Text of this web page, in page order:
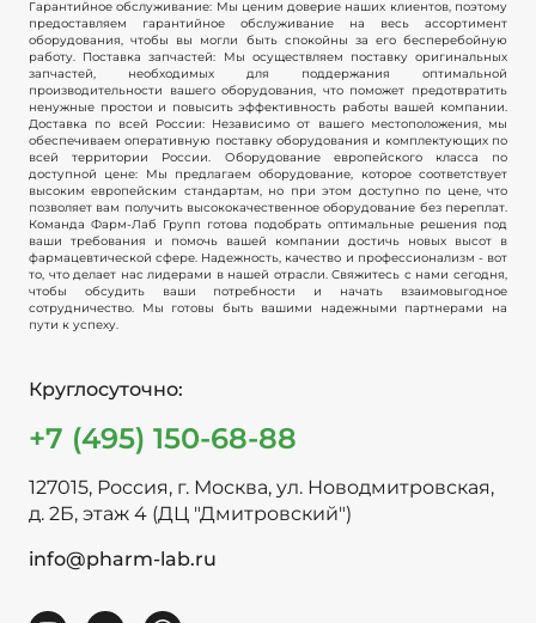
Гарантийное обслуживание: Мы ценим доверие наших клиентов, поэтому
предоставляем гарантийное обслуживание на весь ассортимент
оборудования, чтобы вы могли быть спокойны за его бесперебойную
работу. Поставка запчастей: Мы осуществляем поставку оригинальных
запчастей, необходимых для поддержания оптимальной
производительности вашего оборудования, что поможет предотвратить
ненужные простои и повысить эффективность работы вашей компании.
Доставка по всей России: Независимо от вашего местоположения, мы
обеспечиваем оперативную поставку оборудования и комплектующих по
всей территории России. Оборудование европейского класса по
доступной цене: Мы предлагаем оборудование, которое соответствует
высоким европейским стандартам, но при этом доступно по цене, что
позволяет вам получить высококачественное оборудование без переплат.
Команда Фарм-Лаб Групп готова подобрать оптимальные решения под
ваши требования и помочь вашей компании достичь новых высот в
фармацевтической сфере. Надежность, качество и профессионализм - вот
то, что делает нас лидерами в нашей отрасли. Свяжитесь с нами сегодня,
чтобы обсудить ваши потребности и начать взаимовыгодное
сотрудничество. Мы готовы быть вашими надежными партнерами на
пути к успеху.
Круглосуточно:
+7 (495) 150-68-88
127015, Россия, г. Москва, ул. Новодмитровская,
д. 2Б, этаж 4 (ДЦ "Дмитровский")
info@pharm-lab.ru